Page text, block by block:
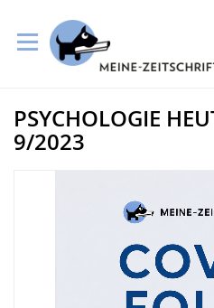
zum
Inhalt
Zum
Ende
der
Bildergalerie
PSYCHOLOGIE
9/2023